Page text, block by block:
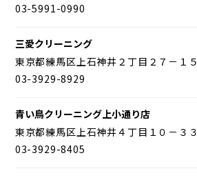
03-5991-0990
三愛クリーニング
東京都練馬区上石神井２丁目２７－１５
03-3929-8929
青い鳥クリーニング上小通り店
東京都練馬区上石神井４丁目１０－３３
03-3929-8405